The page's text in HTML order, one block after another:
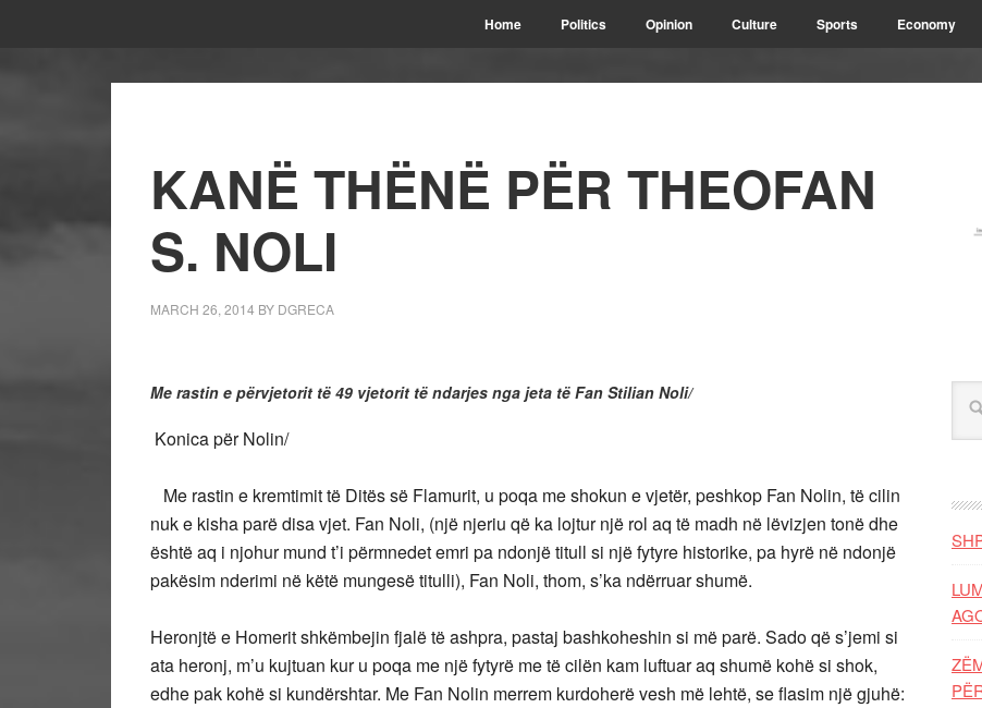
Home Politics Opinion Culture Sports Economy
KANË THËNË PËR THEOFAN
S. NOLI
MARCH 26, 2014 BY DGRECA
Me rastin e përvjetorit të 49 vjetorit të ndarjes nga jeta të Fan Stilian Noli/
Konica për Nolin/
Me rastin e kremtimit të Ditës së Flamurit, u poqa me shokun e vjetër, peshkop Fan Nolin, të cilin
nuk e kisha parë disa vjet. Fan Noli, (një njeriu që ka lojtur një rol aq të madh në lëvizjen tonë dhe
është aq i njohur mund t’i përmnedet emri pa ndonjë titull si një fytyre historike, pa hyrë në ndonjë
pakësim nderimi në këtë mungesë titulli), Fan Noli, thom, s’ka ndërruar shumë.
Heronjtë e Homerit shkëmbejin fjalë të ashpra, pastaj bashkoheshin si më parë. Sado që s’jemi si
ata heronj, m’u kujtuan kur u poqa me një fytyrë me të cilën kam luftuar aq shumë kohë si shok,
edhe pak kohë si kundërshtar. Me Fan Nolin merrem kurdoherë vesh më lehtë, se flasim një gjuhë: